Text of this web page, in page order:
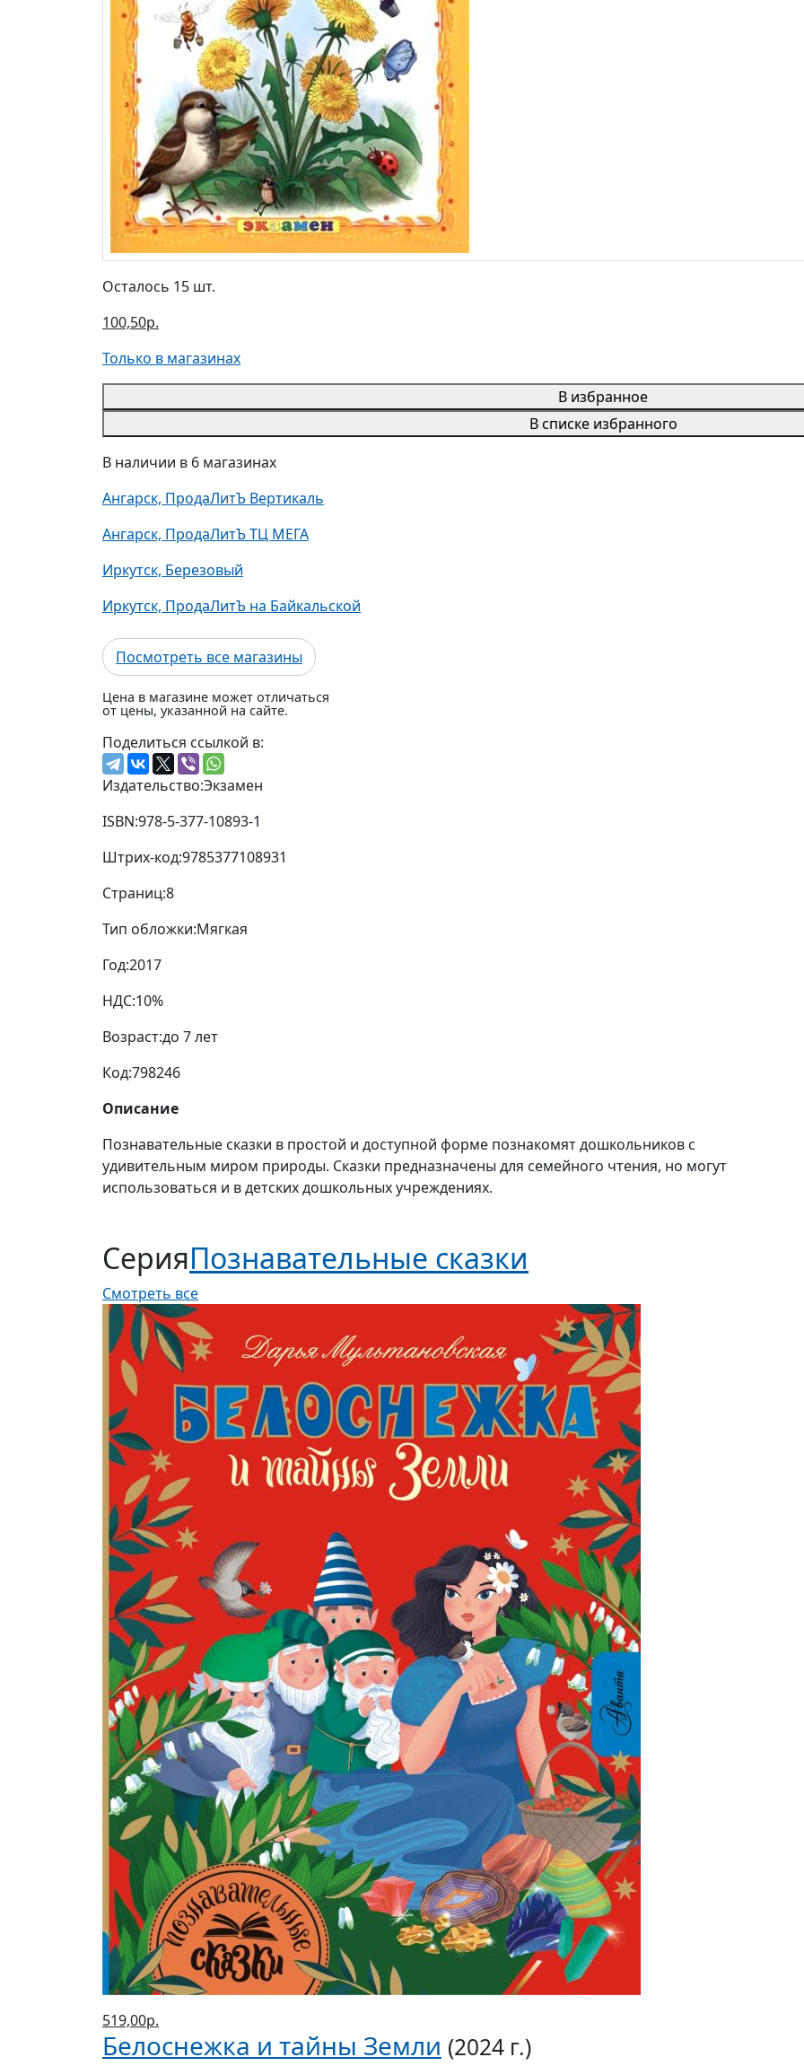
Осталось 15 шт.
100,50р.
Только в магазинах
В избранное
В списке избранного
В наличии в 6 магазинах
Ангарск, ПродаЛитЪ Вертикаль
Ангарск, ПродаЛитЪ ТЦ МЕГА
Иркутск, Березовый
Иркутск, ПродаЛитЪ на Байкальской
Посмотреть все магазины
Цена в магазине может отличаться
от цены, указанной на сайте.
Поделиться ссылкой в:
Издательство:Экзамен
ISBN:978-5-377-10893-1
Штрих-код:9785377108931
Страниц:8
Тип обложки:Мягкая
Год:2017
НДС:10%
Возраст:до 7 лет
Код:798246
Описание
Познавательные сказки в простой и доступной форме познакомят дошкольников с
удивительным миром природы. Сказки предназначены для семейного чтения, но могут
использоваться и в детских дошкольных учреждениях.
СерияПознавательные сказки
Смотреть все
519,00р.
Белоснежка и тайны Земли (2024 г.)